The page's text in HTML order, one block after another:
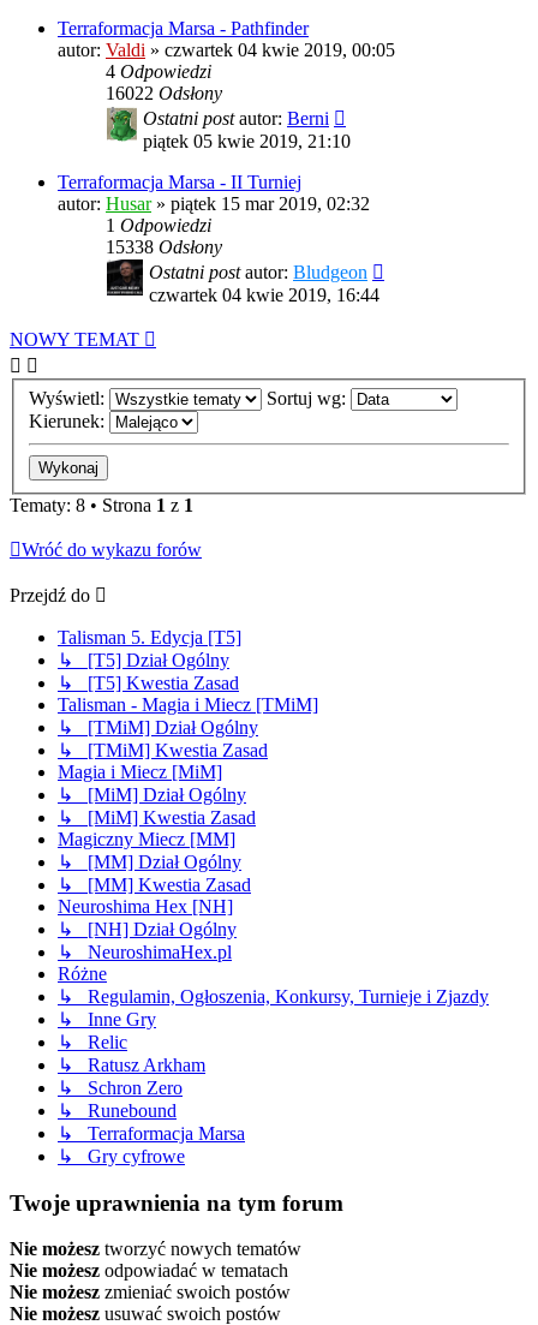
Terraformacja Marsa - Pathfinder
autor: Valdi » czwartek 04 kwie 2019, 00:05
4 Odpowiedzi
16022 Odsłony
Ostatni postautor: Berni
piątek 05 kwie 2019, 21:10
Terraformacja Marsa - II Turniej
autor: Husar» piątek 15 mar 2019, 02:32
1 Odpowiedzi
15338 Odsłony
Ostatni postautor: Bludgeon
czwartek 04 kwie 2019, 16:44
NOWY TEMAT
Wyświetl:
Sortuj wg:
Kierunek:
Tematy: 8 • Strona 1 z 1
Wróć do wykazu forów
Przejdź do
Talisman 5. Edycja [T5]
↳ [T5] Dział Ogólny
↳ [T5] Kwestia Zasad
Talisman - Magia i Miecz [TMiM]
↳ [TMiM] Dział Ogólny
↳ [TMiM] Kwestia Zasad
Magia i Miecz [MiM]
↳ [MiM] Dział Ogólny
↳ [MiM] Kwestia Zasad
Magiczny Miecz [MM]
↳ [MM] Dział Ogólny
↳ [MM] Kwestia Zasad
Neuroshima Hex [NH]
↳ [NH] Dział Ogólny
↳ NeuroshimaHex.pl
Różne
↳ Regulamin, Ogłoszenia, Konkursy, Turnieje i Zjazdy
↳ Inne Gry
↳ Relic
↳ Ratusz Arkham
↳ Schron Zero
↳ Runebound
↳ Terraformacja Marsa
↳ Gry cyfrowe
Twoje uprawnienia na tym forum
Nie możesz tworzyć nowych tematów
Nie możesz odpowiadać w tematach
Nie możesz zmieniać swoich postów
Nie możesz usuwać swoich postów